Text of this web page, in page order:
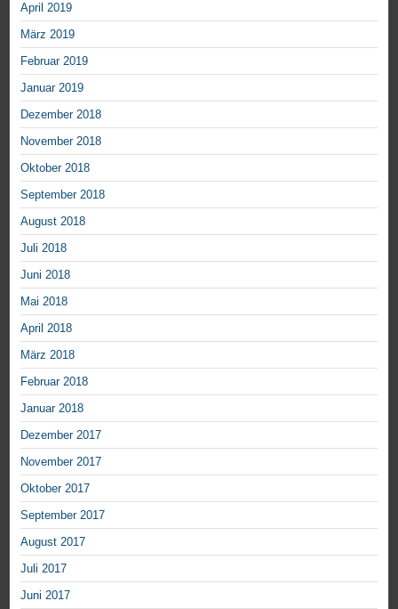
April 2019
März 2019
Februar 2019
Januar 2019
Dezember 2018
November 2018
Oktober 2018
September 2018
August 2018
Juli 2018
Juni 2018
Mai 2018
April 2018
März 2018
Februar 2018
Januar 2018
Dezember 2017
November 2017
Oktober 2017
September 2017
August 2017
Juli 2017
Juni 2017